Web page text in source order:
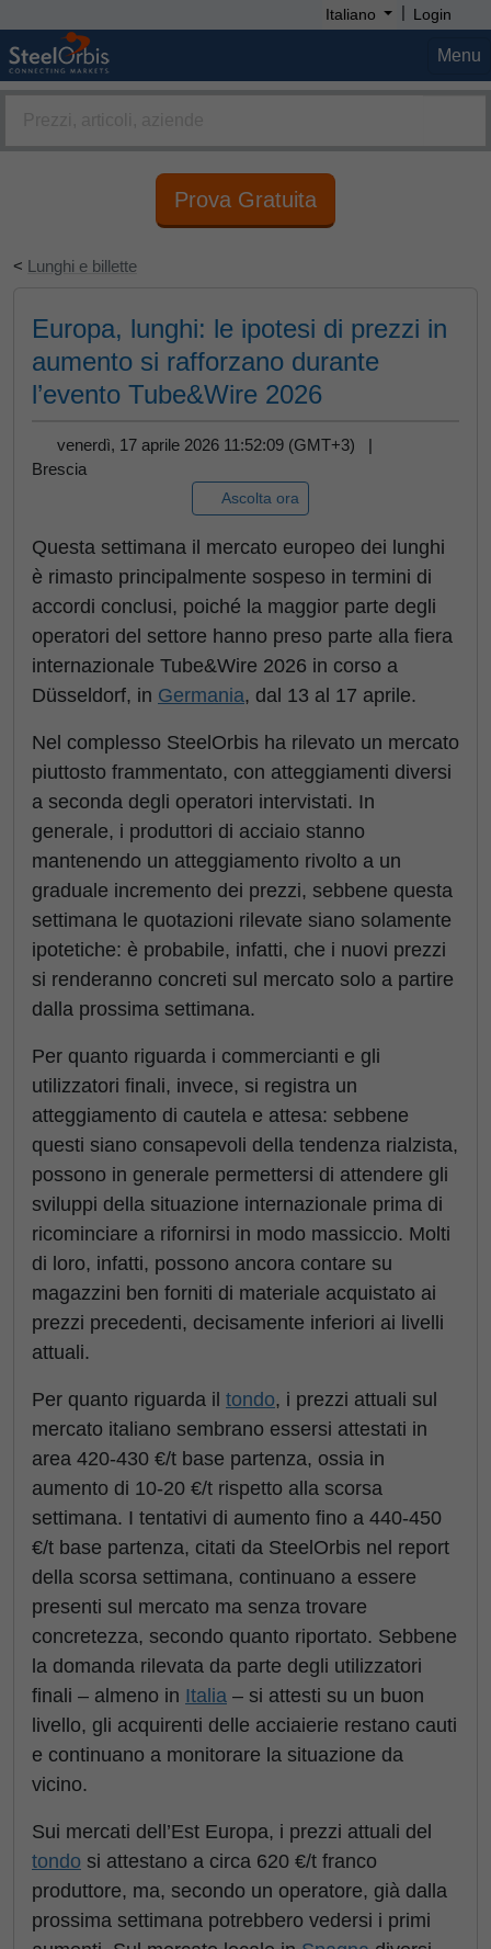
Italiano | Login
Menu
Prova Gratuita
< Lunghi e billette
Europa, lunghi: le ipotesi di prezzi in
aumento si rafforzano durante
l’evento Tube&Wire 2026
venerdì, 17 aprile 2026 11:52:09 (GMT+3) |
Brescia
Ascolta ora
Questa settimana il mercato europeo dei lunghi
è rimasto principalmente sospeso in termini di
accordi conclusi, poiché la maggior parte degli
operatori del settore hanno preso parte alla fiera
internazionale Tube&Wire 2026 in corso a
Düsseldorf, in Germania, dal 13 al 17 aprile.
Nel complesso SteelOrbis ha rilevato un mercato
piuttosto frammentato, con atteggiamenti diversi
a seconda degli operatori intervistati. In
generale, i produttori di acciaio stanno
mantenendo un atteggiamento rivolto a un
graduale incremento dei prezzi, sebbene questa
settimana le quotazioni rilevate siano solamente
ipotetiche: è probabile, infatti, che i nuovi prezzi
si renderanno concreti sul mercato solo a partire
dalla prossima settimana.
Per quanto riguarda i commercianti e gli
utilizzatori finali, invece, si registra un
atteggiamento di cautela e attesa: sebbene
questi siano consapevoli della tendenza rialzista,
possono in generale permettersi di attendere gli
sviluppi della situazione internazionale prima di
ricominciare a rifornirsi in modo massiccio. Molti
di loro, infatti, possono ancora contare su
magazzini ben forniti di materiale acquistato ai
prezzi precedenti, decisamente inferiori ai livelli
attuali.
Per quanto riguarda il tondo, i prezzi attuali sul
mercato italiano sembrano essersi attestati in
area 420-430 €/t base partenza, ossia in
aumento di 10-20 €/t rispetto alla scorsa
settimana. I tentativi di aumento fino a 440-450
€/t base partenza, citati da SteelOrbis nel report
della scorsa settimana, continuano a essere
presenti sul mercato ma senza trovare
concretezza, secondo quanto riportato. Sebbene
la domanda rilevata da parte degli utilizzatori
finali – almeno in Italia – si attesti su un buon
livello, gli acquirenti delle acciaierie restano cauti
e continuano a monitorare la situazione da
vicino.
Sui mercati dell’Est Europa, i prezzi attuali del
tondo si attestano a circa 620 €/t franco
produttore, ma, secondo un operatore, già dalla
prossima settimana potrebbero vedersi i primi